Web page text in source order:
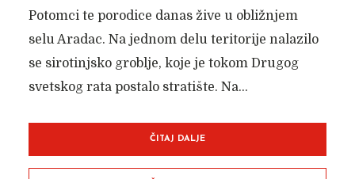
Potomci te porodice danas žive u obližnjem
selu Aradac. Na jednom delu teritorije nalazilo
se sirotinjsko groblje, koje je tokom Drugog
svetskog rata postalo stratište. Na...
ČITAJ DALJE